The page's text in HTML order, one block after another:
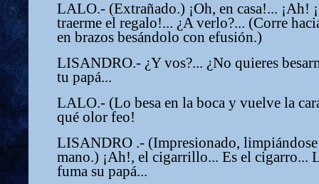
LALO.- (Extrañado.) ¡Oh, en casa!... ¡Ah!
traerme el regalo!... ¿A verlo?... (Corre
en brazos besándolo con efusión.)
LISANDRO.- ¿Y vos?... ¿No quieres
tu papá...
LALO.- (Lo besa en la boca y vuelve la
qué olor feo!
LISANDRO .- (Impresionado,
mano.) ¡Ah!, el cigarrillo... Es el cigarro...
fuma su papá...